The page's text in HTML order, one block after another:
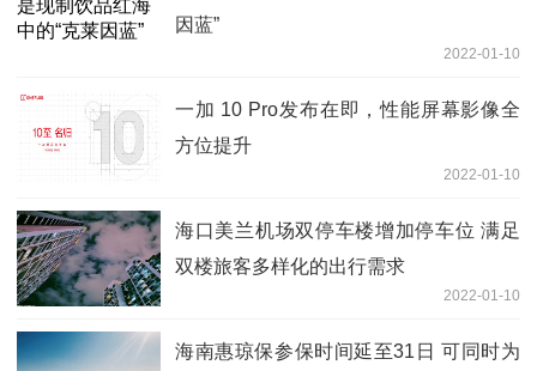
因蓝”
2022-01-10
一加 10 Pro发布在即，性能屏幕影像全
方位提升
2022-01-10
海口美兰机场双停车楼增加停车位 满足
双楼旅客多样化的出行需求
2022-01-10
海南惠琼保参保时间延至31日 可同时为